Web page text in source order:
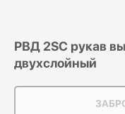
РВД 2SC рукав
двухслойный